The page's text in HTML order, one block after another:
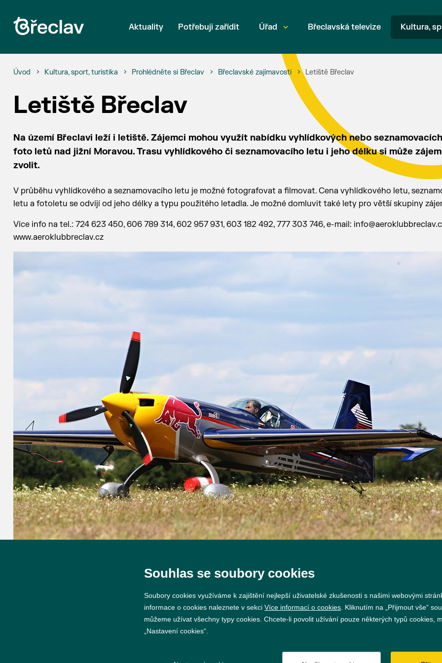
Aktuality Potřebuji zařídit Úřad Břeclavská televize Kultura,
Úvod Kultura, sport, turistika Prohlédněte si Břeclav Břeclavské zajímavosti Letiště Břeclav
Letiště Břeclav
Na území Břeclavi leží i letiště. Zájemci mohou využít nabídku vyhlídkových nebo
foto letů nad jižní Moravou. Trasu vyhlídkového či seznamovacího letu i jeho délku si může
zvolit.
V průběhu vyhlídkového a seznamovacího letu je možné fotografovat a filmovat. Cena vyhlídkového letu,
letu a fotoletu se odvíjí od jeho délky a typu použitého letadla. Je možné domluvit také lety pro větší skupiny
Více info na tel.: 724 623 450, 606 789 314, 602 957 931, 603 182 492, 777 303 746, e-mail:
www.aeroklubbreclav.cz
Souhlas se soubory cookies
Soubory cookies využíváme k zajištění nejlepší uživatelské zkušenosti s našimi webovými
informace o cookies naleznete v sekci Více informací o cookies . Kliknutím na „Přijmout vše“
můžeme užívat všechny typy cookies. Chcete-li povolit užívání pouze některých typů cookies,
„Nastavení cookies“.